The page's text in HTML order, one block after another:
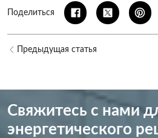
Поделиться
Предыдущая статья
Свяжитесь с нами
энергетического